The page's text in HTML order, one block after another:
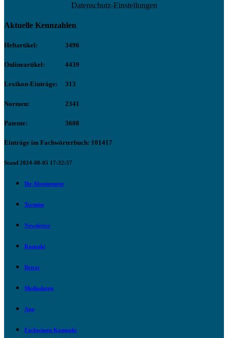
Datenschutz-Einstellungen
Aktuelle Kennzahlen
Heftartikel: 3496
Onlineartikel: 4439
Lexikon-Einträge: 313
Normen: 2341
Patente: 3608
Einträge im Fachwörterbuch: 101417
Stand 2024-08-05 17:32:57
Ihr Abonnement
Termine
Newsletter
Kontakt
Beirat
Mediadaten
App
Fachwissen Kompakt